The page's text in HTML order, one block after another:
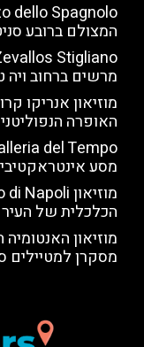
המצולם ברובע
מרשים ברחוב ויה
מוזיאון אנריקו
האופרה
מסע
הכלכלית של העיר
מוזיאון
מסקרן למטיילים